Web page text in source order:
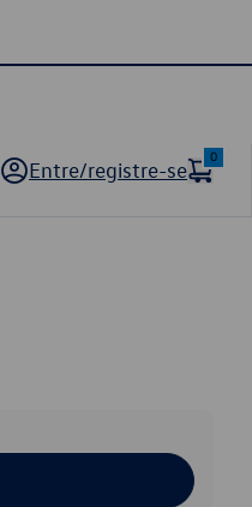
Entre/registre-se
0